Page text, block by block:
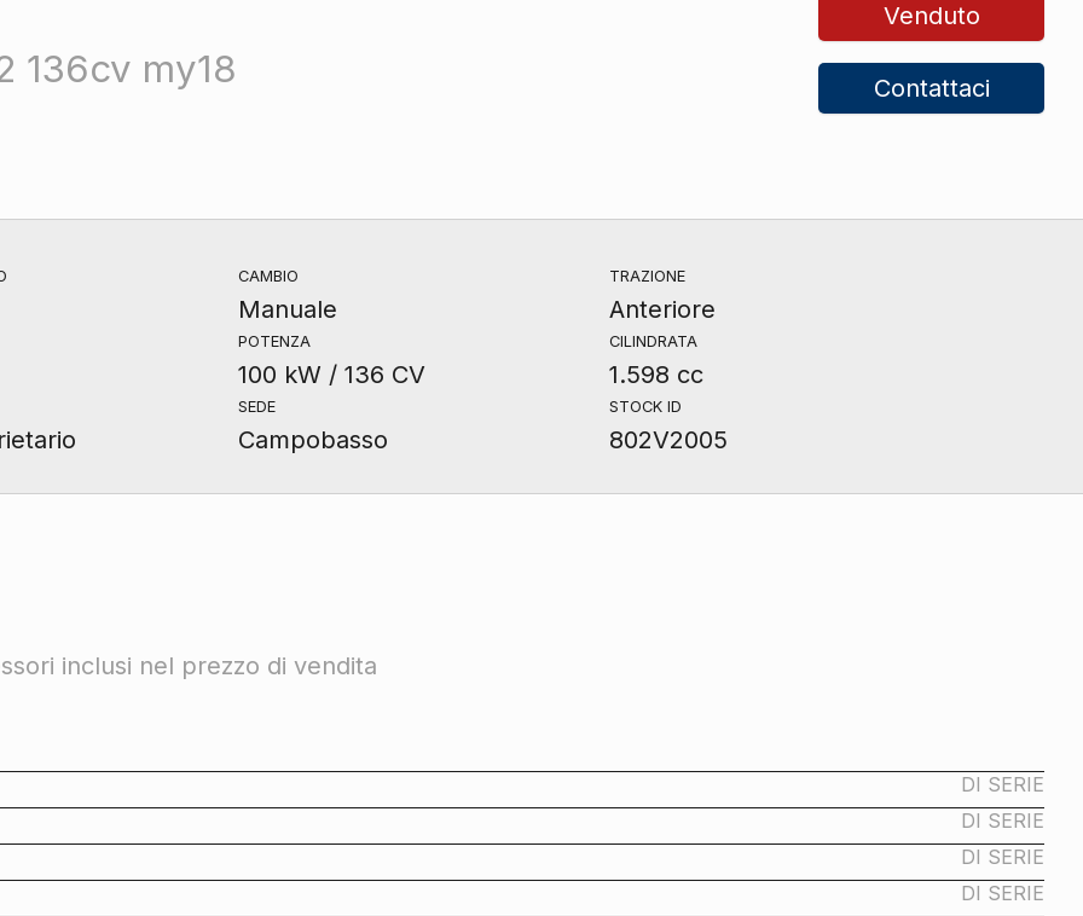
136cv my18
Venduto
Contattaci
CAMBIO
Manuale
TRAZIONE
Anteriore
POTENZA
100 kW / 136 CV
CILINDRATA
1.598 cc
SEDE
Campobasso
STOCK ID
802V2005
inclusi nel prezzo di vendita
DI SERIE
DI SERIE
DI SERIE
DI SERIE